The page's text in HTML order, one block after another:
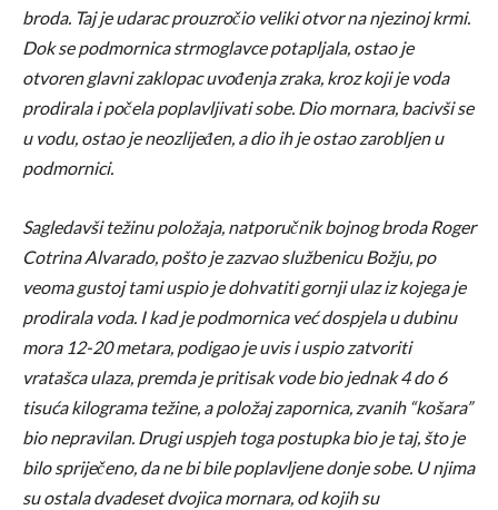
broda. Taj je udarac prouzročio veliki otvor na njezinoj krmi.
Dok se podmornica strmoglavce potapljala, ostao je
otvoren glavni zaklopac uvođenja zraka, kroz koji je voda
prodirala i počela poplavljivati sobe. Dio mornara, bacivši se
u vodu, ostao je neozlijeđen, a dio ih je ostao zarobljen u
podmornici.
Sagledavši težinu položaja, natporučnik bojnog broda Roger
Cotrina Alvarado, pošto je zazvao službenicu Božju, po
veoma gustoj tami uspio je dohvatiti gornji ulaz iz kojega je
prodirala voda. I kad je podmornica već dospjela u dubinu
mora 12-20 metara, podigao je uvis i uspio zatvoriti
vratašca ulaza, premda je pritisak vode bio jednak 4 do 6
tisuća kilograma težine, a položaj zapornica, zvanih “košara”
bio nepravilan. Drugi uspjeh toga postupka bio je taj, što je
bilo spriječeno, da ne bi bile poplavljene donje sobe. U njima
su ostala dvadeset dvojica mornara, od kojih su